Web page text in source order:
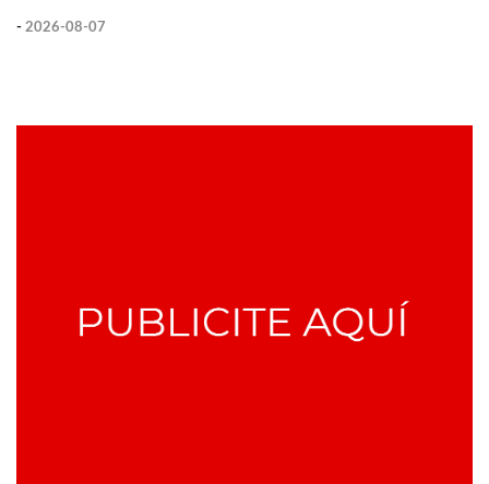
- 2026-08-07